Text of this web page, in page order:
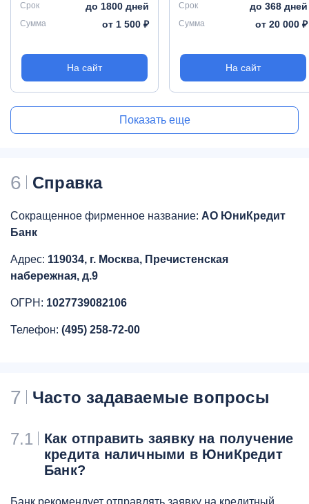
Срок до 1800 дней
Сумма от 1 500 ₽
На сайт
Срок до 368 дней
Сумма от 20 000 ₽
На сайт
Показать еще
6 Справка
Сокращенное фирменное название: АО ЮниКредит
Банк
Адрес: 119034, г. Москва, Пречистенская
набережная, д.9
ОГРН: 1027739082106
Телефон: (495) 258-72-00
7 Часто задаваемые вопросы
7.1
Как отправить заявку на получение
кредита наличными в ЮниКредит
Банк?
Банк рекомендует отправлять заявку на кредитный